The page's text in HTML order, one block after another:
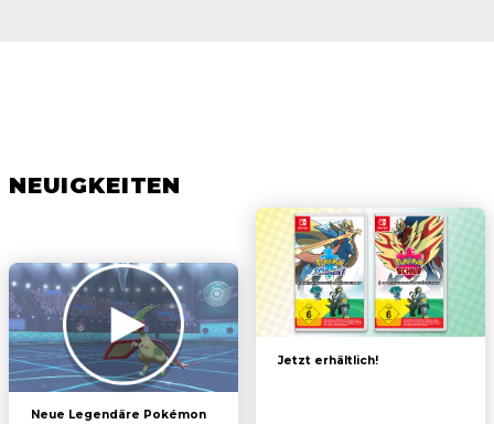
NEUIGKEITEN
Neue Legendäre Pokémon
Jetzt erhältlich!